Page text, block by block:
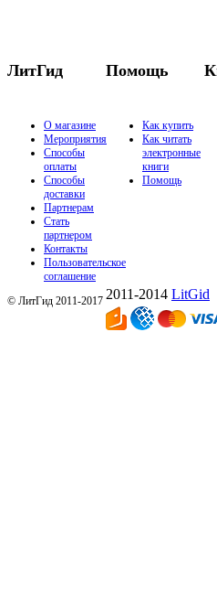
ЛитГид
О магазине
Мероприятия
Способы
оплаты
Способы
доставки
Партнерам
Стать
партнером
Контакты
Пользовательское
соглашение
© ЛитГид 2011-2017
Помощь
Как купить
Как читать
электронные
книги
Помощь
2011-2014 LitGid